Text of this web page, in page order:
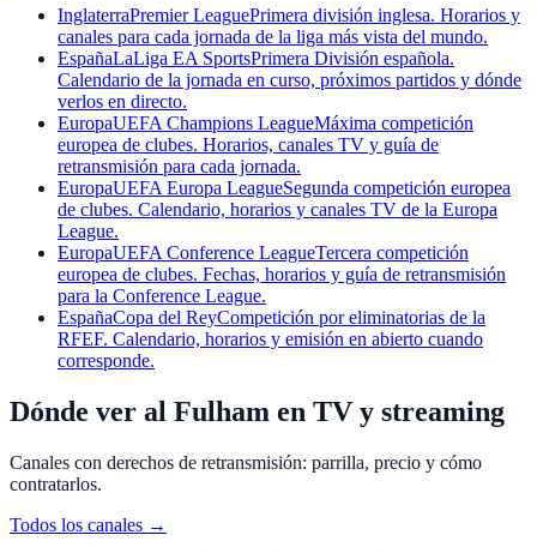
InglaterraPremier LeaguePrimera división inglesa. Horarios y
canales para cada jornada de la liga más vista del mundo.
EspañaLaLiga EA SportsPrimera División española.
Calendario de la jornada en curso, próximos partidos y dónde
verlos en directo.
EuropaUEFA Champions LeagueMáxima competición
europea de clubes. Horarios, canales TV y guía de
retransmisión para cada jornada.
EuropaUEFA Europa LeagueSegunda competición europea
de clubes. Calendario, horarios y canales TV de la Europa
League.
EuropaUEFA Conference LeagueTercera competición
europea de clubes. Fechas, horarios y guía de retransmisión
para la Conference League.
EspañaCopa del ReyCompetición por eliminatorias de la
RFEF. Calendario, horarios y emisión en abierto cuando
corresponde.
Dónde ver al Fulham en TV y streaming
Canales con derechos de retransmisión: parrilla, precio y cómo
contratarlos.
Todos los canales →